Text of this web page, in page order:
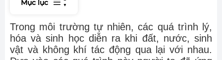
Mục lục
Trong môi trường tự nhiên, các quá trình lý,
hóa và sinh học diễn ra khi đất, nước, sinh
vật và không khí tác động qua lại với nhau.